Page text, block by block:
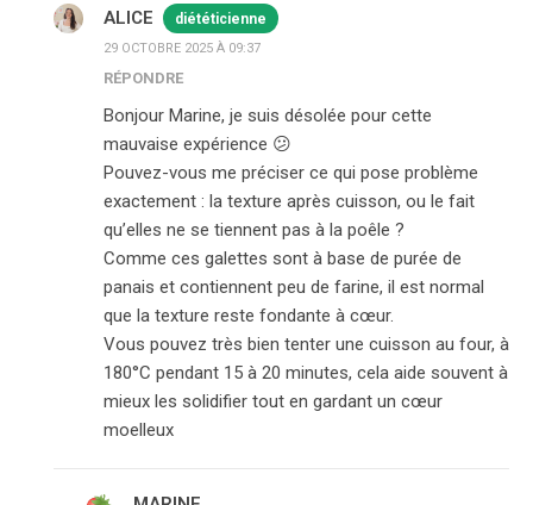
ALICE diététicienne
29 OCTOBRE 2025 À 09:37
RÉPONDRE
Bonjour Marine, je suis désolée pour cette
mauvaise expérience 😕
Pouvez-vous me préciser ce qui pose problème
exactement : la texture après cuisson, ou le fait
qu’elles ne se tiennent pas à la poêle ?
Comme ces galettes sont à base de purée de
panais et contiennent peu de farine, il est normal
que la texture reste fondante à cœur.
Vous pouvez très bien tenter une cuisson au four, à
180°C pendant 15 à 20 minutes, cela aide souvent à
mieux les solidifier tout en gardant un cœur
moelleux